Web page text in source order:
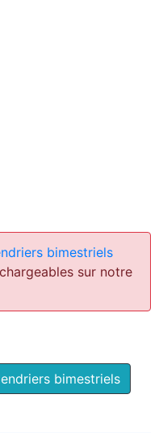
bimestriels
sur notre
bimestriels